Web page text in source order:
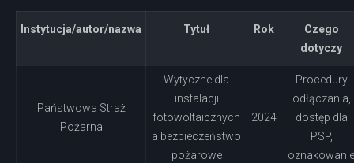
Instytucja/autor/nazwa Tytuł Rok
Czego
dotyczy
Państwowa Straż
Pożarna
Wytyczne dla
instalacji
fotowoltaicznych
a bezpieczeństwo
pożarowe
2024
Procedury
odłączania,
dostęp dla
PSP,
oznakowanie